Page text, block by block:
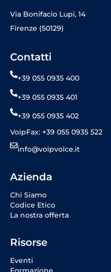
Via Bonifacio Lupi, 14
Firenze (50129)
Contatti
+39 055 0935 400
+39 055 0935 401
+39 055 0935 402
VoipFax: +39 055 0935 522
info@voipvoice.it
Azienda
Chi Siamo
Codice Etico
La nostra offerta
Risorse
Eventi